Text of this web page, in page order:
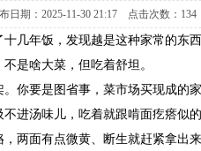
日期：2025-11-30 21:17 点击次数：134
几年饭，发现越是这种家常的东
是啥大菜，但吃着舒坦。
你要是图省事，菜市场买现成的
进汤味儿，吃着就跟啃面疙瘩似
两面有点微黄、断生就赶紧拿出